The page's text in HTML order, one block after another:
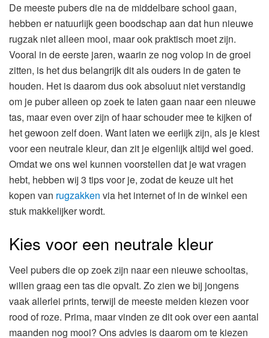
De meeste pubers die na de middelbare school gaan,
hebben er natuurlijk geen boodschap aan dat hun nieuwe
rugzak niet alleen mooi, maar ook praktisch moet zijn.
Vooral in de eerste jaren, waarin ze nog volop in de groei
zitten, is het dus belangrijk dit als ouders in de gaten te
houden. Het is daarom dus ook absoluut niet verstandig
om je puber alleen op zoek te laten gaan naar een nieuwe
tas, maar even over zijn of haar schouder mee te kijken of
het gewoon zelf doen. Want laten we eerlijk zijn, als je kiest
voor een neutrale kleur, dan zit je eigenlijk altijd wel goed.
Omdat we ons wel kunnen voorstellen dat je wat vragen
hebt, hebben wij 3 tips voor je, zodat de keuze uit het
kopen van rugzakken via het internet of in de winkel een
stuk makkelijker wordt.
Kies voor een neutrale kleur
Veel pubers die op zoek zijn naar een nieuwe schooltas,
willen graag een tas die opvalt. Zo zien we bij jongens
vaak allerlei prints, terwijl de meeste meiden kiezen voor
rood of roze. Prima, maar vinden ze dit ook over een aantal
maanden nog mooi? Ons advies is daarom om te kiezen